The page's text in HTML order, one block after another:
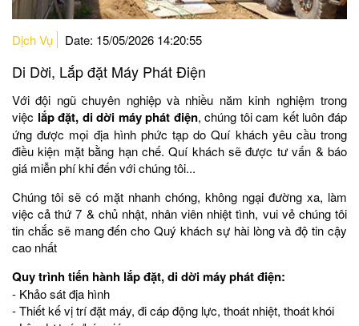
Dịch Vụ Date: 15/05/2026 14:20:55
Di Dời, Lắp đặt Máy Phát Điện
Với đội ngũ chuyên nghiệp và nhiều năm kinh nghiệm trong
việc lắp đặt, di dời máy phát điện, chúng tôi cam kết luôn đáp
ứng được mọi địa hình phức tạp do Quí khách yêu cầu trong
điều kiện mặt bằng hạn chế. Quí khách sẽ được tư vấn & báo
giá miễn phí khi đến với chúng tôi...
Chúng tôi sẽ có mặt nhanh chóng, không ngại đường xa, làm
việc cả thứ 7 & chủ nhật, nhân viên nhiệt tình, vui vẻ chúng tôi
tin chắc sẽ mang đến cho Quý khách sự hài lòng và độ tin cậy
cao nhất
Quy trình tiến hành lắp đặt, di dời máy phát điện:
- Khảo sát địa hình
- Thiết kế vị trí đặt máy, đi cáp động lực, thoát nhiệt, thoát khói